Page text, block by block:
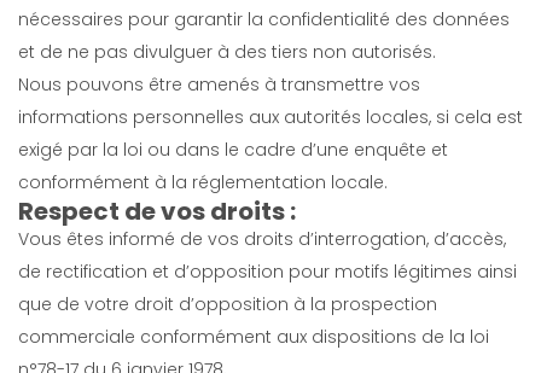
nécessaires pour garantir la confidentialité des données
et de ne pas divulguer à des tiers non autorisés.
Nous pouvons être amenés à transmettre vos
informations personnelles aux autorités locales, si cela est
exigé par la loi ou dans le cadre d’une enquête et
conformément à la réglementation locale.
Respect de vos droits :
Vous êtes informé de vos droits d’interrogation, d’accès,
de rectification et d’opposition pour motifs légitimes ainsi
que de votre droit d’opposition à la prospection
commerciale conformément aux dispositions de la loi